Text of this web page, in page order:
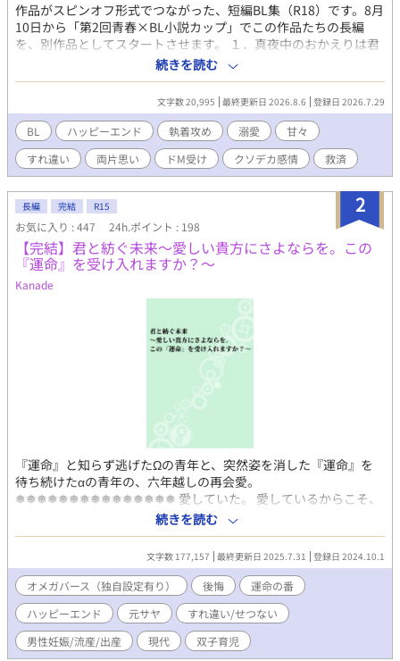
作品がスピンオフ形式でつながった、短編BL集（R18）です。8月
10日から「第2回青春×BL小説カップ」でこの作品たちの長編
を、別作品としてスタートさせます。 １．真夜中のおかえりは君
から 青木佑は気の迷いで、隣の部屋に居着いているヒモのトキを
部屋にあげてしまう。トキは、陸上部で短距離走をしていた時の
初恋の少年に似た銀髪で、佑は二人を重ねていた。ついには体の
関係も持ってしまうが、身代わりにしている罪悪感が消えない。
しかし、トキには秘密があった。 約束を守れなかった男と、約束
を忘れられなかった男の切ないBL。 ２. さよならの続きは、まだ
知らない 大学３年で他の大学に編入した春野凪。そこで高校時代
の元恋人、佐伯晃に再会してしまう。お互い別の大学に行ったは
ずなのに、数奇なめぐりあわせに動揺する凪。一冊の本を通し
て、再び結ばれる縁。 激重クソデカ感情持ちの執着攻め×初恋を
自らの手で終わらせた呵責に苦しむ受けカップル。 ※「小説家に
なろう」様にはR15版を掲載しております。 ※AIは誤字・脱字の
チェック、画像生成のみ使用しております。
続きを読む
文字数 20,995 最終更新日 2026.8.6 登録日 2026.7.29
BL ハッピーエンド 執着攻め 溺愛
甘々
すれ違い
両片思い ドM受け クソデカ感情 救済
2
長編 完結 R15
お気に入り : 447 24h.ポイント : 198
【完結】君と紡ぐ未来〜愛しい貴方にさよならを。この
『運命』を受け入れますか？〜
Kanade
『運命』と知らず逃げたΩの青年と、突然姿を消した『運命』を
待ち続けたαの青年の、六年越しの再会愛。
❅❅❅❅❅❅❅❅❅❅❅❅❅❅❅ 愛していた。 愛しているからこそ、
彼の前から消えようと思った。 『あの日』、すぐに彼に連絡して
いたら、何かが変わったのだろうか………。 けれど、後悔しても
もう遅い。時間は戻らない。 ごめんな…。 こんな俺を愛してくれ
てありがとう。 俺も『愛してる』よ。 俺が愛した、ただひとりの
人…。 どうか『幸せ』にー。 ❅❅❅❅❅❅❅❅❅❅❅❅❅❅❅ ・ご都
合主義、独自解釈ありのオメガバース。全人類が妊娠出産出来る
世界観です。男性も子宮を持ち、女性も孕ませる器官を有しま
す。割と普通に同性カップルがいます。 ・初投稿ですので、矛盾
などはお目溢しいただけると幸いです。 ・投稿前に何度も確認し
続きを読む
文字数 177,157 最終更新日 2025.7.31 登録日 2024.10.1
オメガバース（独自設定有り） 後悔
運命の番
ハッピーエンド
元サヤ
すれ違い/せつない
男性妊娠/流産/出産
現代 双子育児